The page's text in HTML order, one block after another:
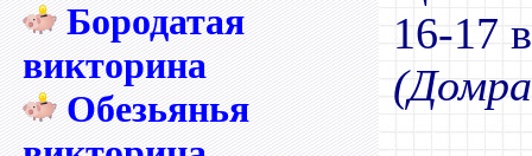
Бородатая
викторина
Обезьянья
16-17